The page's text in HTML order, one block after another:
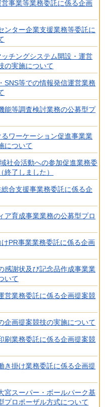
事業等業務委託に係る企画
ンター企業支援業務等委託に
チングシステム開設・運営
の実施について
SNS等での情報発信運営業務
能等調査検討業務の公募型プ
ワーケーション促進事業業
について
社会活動への参加促進業務委
了しました）
合支援事業務委託に係る企
ア育成事業業務の公募型プロ
PR事業業務委託に係る企画
感謝状及び記念品作成事業業
いて
営業務委託に係る企画提案競
企画提案競技の実施について
刷業務委託に係る企画提案競
き掛け業務委託に係る企画提
宮スーパー・ボールパーク基
プロポーザル方式について